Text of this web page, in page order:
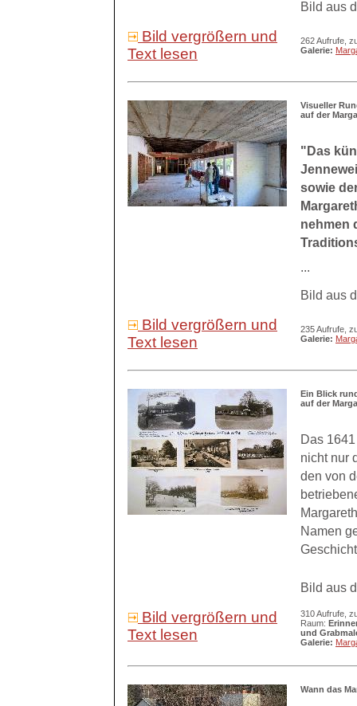
Bild aus
Bild vergrößern und
Text lesen
262 Aufrufe,
Galerie:
Visueller
auf der
"Das
sowie
nehmen
...
Bild aus
Bild vergrößern und
Text lesen
235 Aufrufe,
Galerie:
Ein Blick
auf der
Das
nicht nur
den von
Namen
Bild aus
Bild vergrößern und
Text lesen
310 Aufrufe,
Raum:
und
Galerie:
Wann das